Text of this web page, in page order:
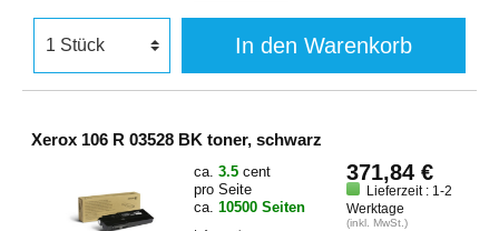
In den Warenkorb
Xerox 106 R 03528 BK toner, schwarz
ca. 3.5 cent
pro Seite
ca. 10500 Seiten
371,84 €
Lieferzeit : 1-2
Werktage
(inkl. MwSt.)